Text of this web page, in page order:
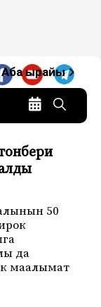
—
Аба ырайы
50
да
маалымат